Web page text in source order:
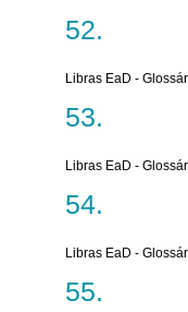
Libras EaD -
Libras EaD -
Libras EaD -